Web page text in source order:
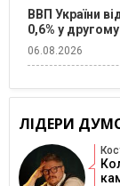
ВВП України
0,6% у
06.08.2026
ЛІДЕРИ